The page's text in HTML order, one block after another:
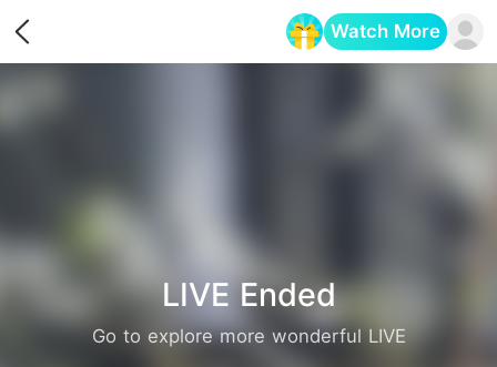
Watch More
LIVE Ended
Go to explore more wonderful LIVE